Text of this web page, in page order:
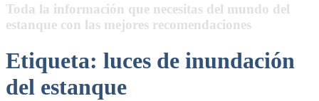
Toda la información que necesitas del mundo del
estanque con las mejores recomendaciones
Etiqueta: luces de inundación
del estanque